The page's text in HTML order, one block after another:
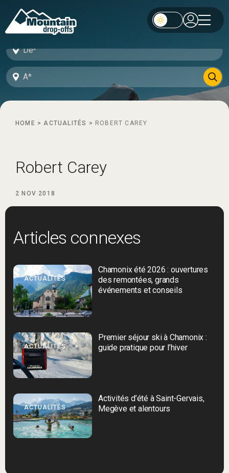
HOME >ACTUALITÉS > ROBERT CAREY
Robert Carey
2 NOV 2018
Articles connexes
ACTUALITÉS
Chamonix été 2026 : ouvertures
des remontées, grands
événements et conseils
ACTUALITÉS
Premier séjour ski à Chamonix :
guide pratique pour l’hiver
ACTUALITÉS
Activités d’été à Saint-Gervais,
Megève et alentours